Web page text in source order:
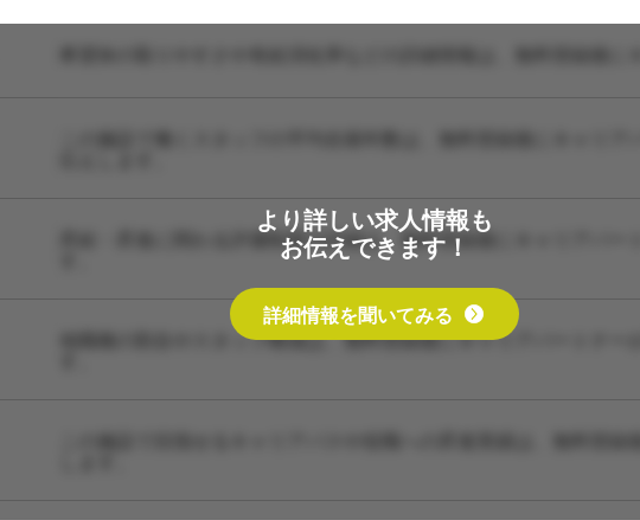
この施設で働くスタッフの平均在籍年数は、無料登録後にキャリア
昇給・昇進に関わる評価制度の詳細は、無料登録後にキャリアパー
他職種の割合やスタッフ構成は、無料登録後にキャリアパートナー
この施設で目指せるキャリアパスや役職への昇進実績は、無料登録
より詳しい求人情報も
お伝えできます！
詳細情報を聞いてみる